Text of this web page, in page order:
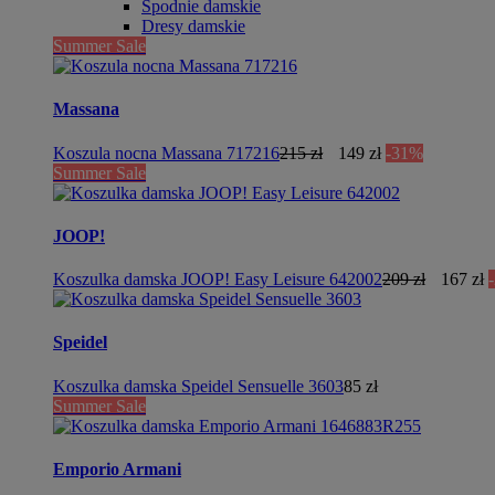
Spodnie damskie
Dresy damskie
Summer Sale
Massana
Koszula nocna Massana 717216215 zł 149 zł -31%
Summer Sale
JOOP!
Koszulka damska JOOP! Easy Leisure 642002209 zł 167 zł
Speidel
Koszulka damska Speidel Sensuelle 360385 zł
Summer Sale
Emporio Armani